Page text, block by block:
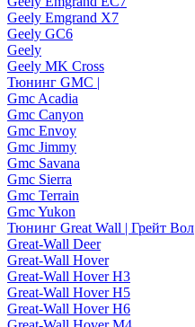
Geely Emgrand X7
Geely GC6
Geely
Geely MK Cross
Тюнинг GMC |
Gmc Acadia
Gmc Canyon
Gmc Envoy
Gmc Jimmy
Gmc Savana
Gmc Sierra
Gmc Terrain
Gmc Yukon
Тюнинг Great Wall | Грейт Вол
Great-Wall Deer
Great-Wall Hover
Great-Wall Hover H3
Great-Wall Hover H5
Great-Wall Hover H6